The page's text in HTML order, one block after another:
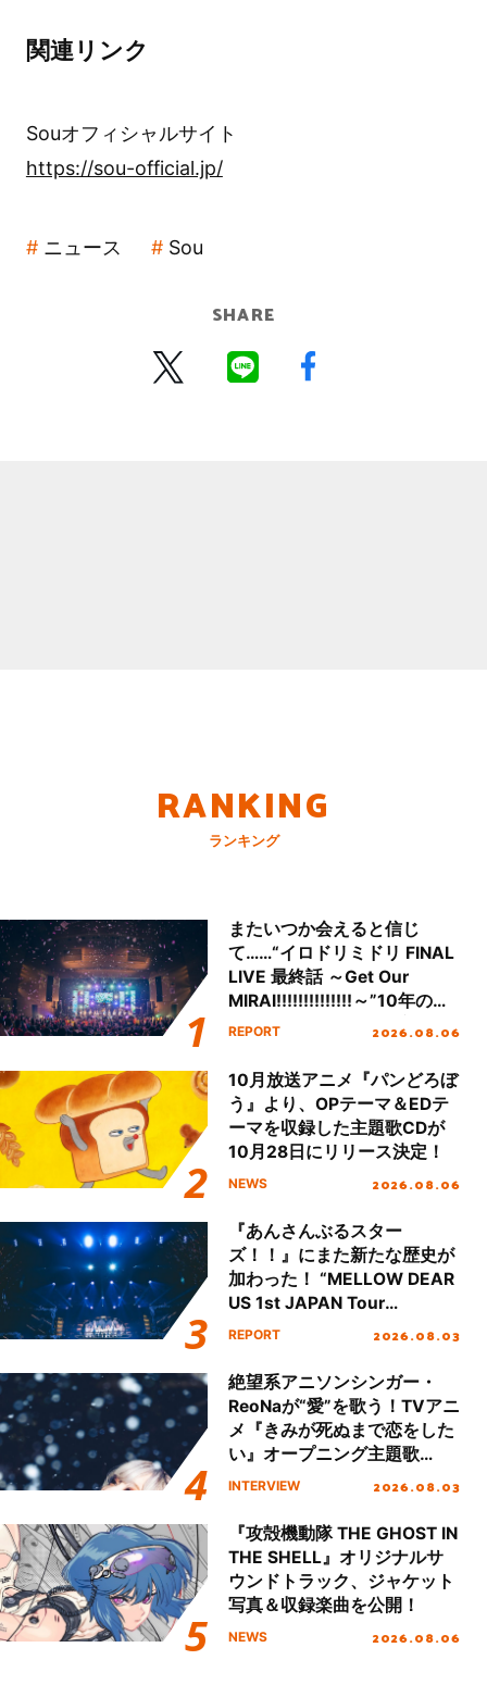
関連リンク
Souオフィシャルサイト
https://sou-official.jp/
ニュース Sou
SHARE
RANKING
ランキング
またいつか会えると信じ
て……“イロドリミドリ FINAL
LIVE 最終話 ～Get Our
MIRAI!!!!!!!!!!!!!!～”10年の活
動を経てファイナルを迎える
REPORT 2026.08.06
10月放送アニメ『パンどろぼ
う』より、OPテーマ＆EDテ
ーマを収録した主題歌CDが
10月28日にリリース決定！
NEWS 2026.08.06
『あんさんぶるスター
ズ！！』にまた新たな歴史が
加わった！ “MELLOW DEAR
US 1st JAPAN Tour
Final「NICE to meet YOU
ート!!
REPORT 2026.08.03
絶望系アニソンシンガー・
ReoNaが“愛”を歌う！TVアニ
メ『きみが死ぬまで恋をした
い』オープニング主題歌
「Amore」インタビュー
INTERVIEW 2026.08.03
『攻殻機動隊 THE GHOST IN
THE SHELL』オリジナルサ
ウンドトラック、ジャケット
写真＆収録楽曲を公開！
NEWS 2026.08.06